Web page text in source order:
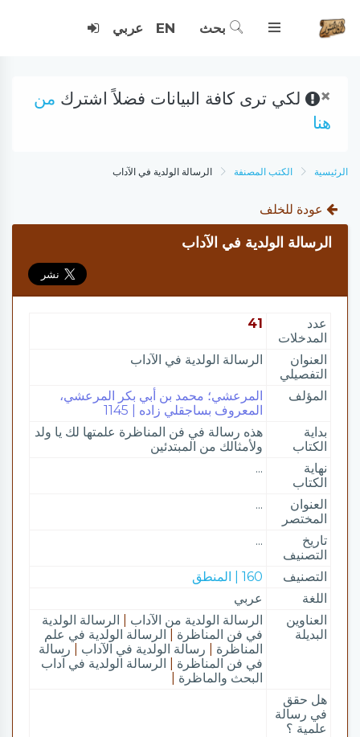
بحث EN عربي
× لكي ترى كافة البيانات فضلاً اشترك من
هنا
الرئيسية الكتب المصنفة الرسالة الولدية في الآداب
عودة للخلف
الرسالة الولدية في الآداب
عدد
المدخلات
41
العنوان
التفصيلي
الرسالة الولدية في الآداب
المؤلف
المرعشي؛ محمد بن أبي بكر المرعشي،
المعروف بساجقلي زاده | 1145
بداية
الكتاب
هذه رسالة في فن المناظرة علمتها لك يا ولد
ولأمثالك من المبتدئين
نهاية
الكتاب
...
العنوان
المختصر
...
تاريخ
التصنيف
...
التصنيف
160 | المنطق
اللغة
عربي
العناوين
البديلة
الرسالة الولدية من الآداب
الرسالة الولدية
في فن المناظرة
الرسالة الولدية في علم
المناظرة
رسالة الولدية في الآداب
رسالة
في فن المناظرة
الرسالة الولدية في آداب
البحث والماظرة
هل حقق
في رسالة
علمية ؟